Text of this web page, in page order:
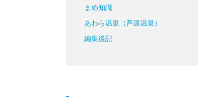
まめ知識
あわら温泉（芦原温泉）
編集後記